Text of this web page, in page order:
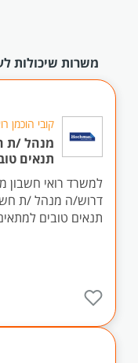
משרות שיכולות
קובי הוכמן
מנהל /ת
תנאים
למשרד רואי חשבון
דרוש/ה מנהל /ת
תנאים טובים